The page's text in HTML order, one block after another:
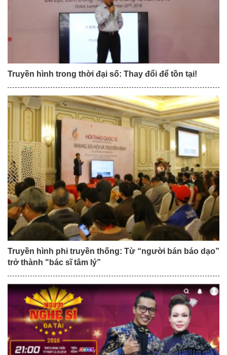
Truyền hình trong thời đại số: Thay đổi để tồn tại!
Truyền hình phi truyền thống: Từ “người bán báo dạo”
trở thành "bác sĩ tâm lý”